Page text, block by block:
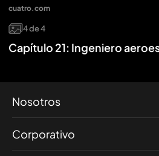
4de4
Capítulo 21: Ingeniero
cuatro.com
Nosotros
Corporativo